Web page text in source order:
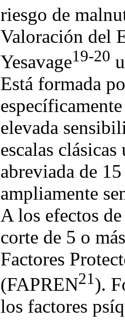
riesgo de
Valoración del
Yesavage19-20
Está formada
elevada
escalas
abreviada de
ampliamente
A los efectos
corte de 5 o
Factores
(FAPREN21).
los factores